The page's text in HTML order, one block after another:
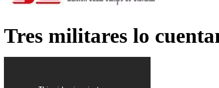
Tres militares lo